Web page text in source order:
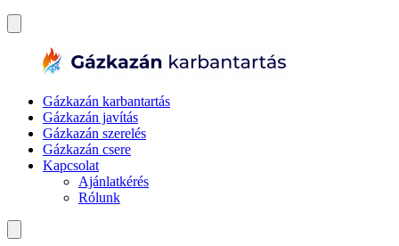
Gázkazán karbantartás
Gázkazán javítás
Gázkazán szerelés
Gázkazán csere
Kapcsolat
Ajánlatkérés
Rólunk